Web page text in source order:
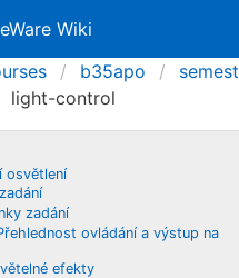
Wiki
b35apo
light-control
osvětlení
zadání
ovládání a výstup na
efekty